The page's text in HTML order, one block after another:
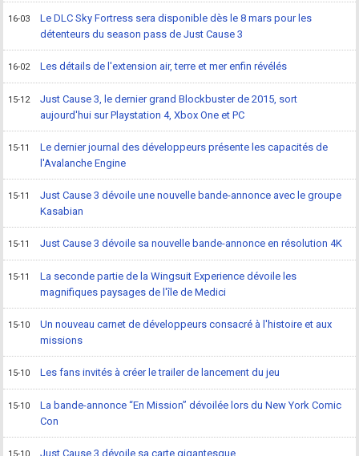
16-03
Le DLC Sky Fortress sera disponible dès le 8 mars pour les
détenteurs du season pass de Just Cause 3
16-02 Les détails de l'extension air, terre et mer enfin révélés
15-12
Just Cause 3, le dernier grand Blockbuster de 2015, sort
aujourd'hui sur Playstation 4, Xbox One et PC
15-11
Le dernier journal des développeurs présente les capacités de
l'Avalanche Engine
15-11
Just Cause 3 dévoile une nouvelle bande-annonce avec le groupe
Kasabian
15-11 Just Cause 3 dévoile sa nouvelle bande-annonce en résolution 4K
15-11
La seconde partie de la Wingsuit Experience dévoile les
magnifiques paysages de l'île de Medici
15-10
Un nouveau carnet de développeurs consacré à l'histoire et aux
missions
15-10 Les fans invités à créer le trailer de lancement du jeu
15-10
La bande-annonce “En Mission” dévoilée lors du New York Comic
Con
Just Cause 3 dévoile sa carte gigantesque